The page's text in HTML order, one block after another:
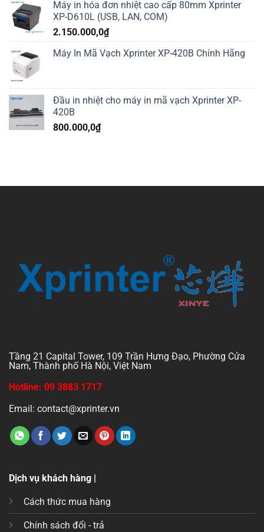
Máy in hóa đơn nhiệt cao cấp 80mm Xprinter
XP-D610L (USB, LAN, COM)
2.150.000,0₫
Máy In Mã Vạch Xprinter XP-420B Chính Hãng
Đầu in nhiệt cho máy in mã vạch Xprinter XP-
420B
800.000,0₫
Tầng 21 Capital Tower, 109 Trần Hưng Đạo, Phường Cửa
Nam, Thành phố Hà Nội, Việt Nam
Hotline: 09 3883 1717
Email: contact@xprinter.vn
Dịch vụ khách hàng |
Cách thức mua hàng
Chính sách đổi - trả